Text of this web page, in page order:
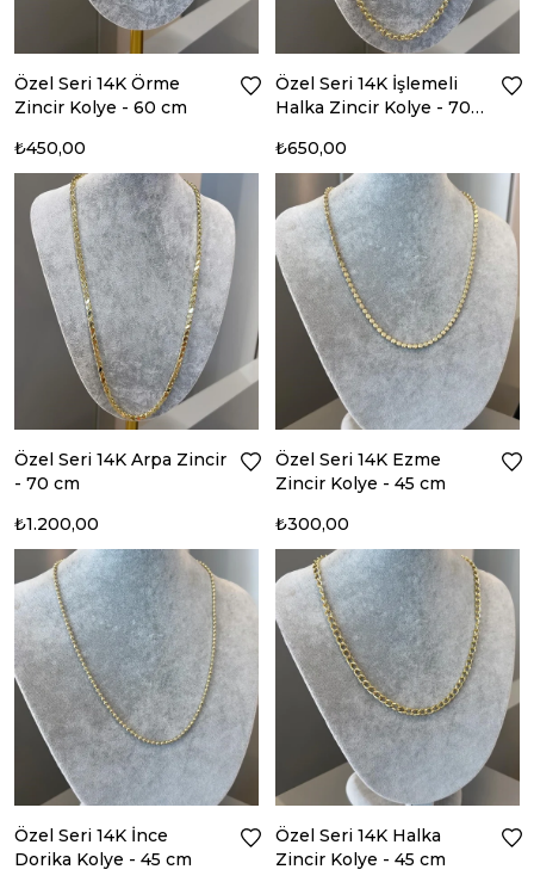
Özel Seri 14K Örme
Zincir Kolye - 60 cm
₺450,00
Özel Seri 14K İşlemeli
Halka Zincir Kolye - 70
₺650,00
Özel Seri 14K Arpa Zincir
- 70 cm
₺1.200,00
Özel Seri 14K Ezme
Zincir Kolye - 45 cm
₺300,00
Özel Seri 14K İnce
Dorika Kolye - 45 cm
Özel Seri 14K Halka
Zincir Kolye - 45 cm